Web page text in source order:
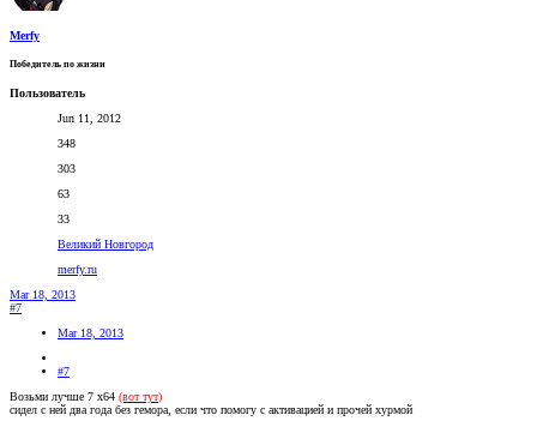
Merfy
Победитель по жизни
Пользователь
Jun 11, 2012
348
303
63
33
Великий Новгород
merfy.ru
Mar 18, 2013
#7
Mar 18, 2013
#7
Возьми лучше 7 x64 (вот тут)
сидел с ней два года без гемора, если что помогу с активацией и прочей хурмой